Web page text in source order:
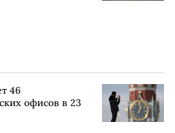
46
офисов в 23